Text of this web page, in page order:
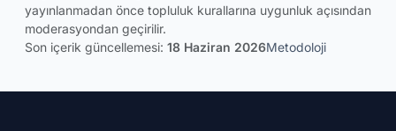
yayınlanmadan önce topluluk kurallarına uygunluk açısından
moderasyondan geçirilir.
Son içerik güncellemesi: 18 Haziran 2026Metodoloji